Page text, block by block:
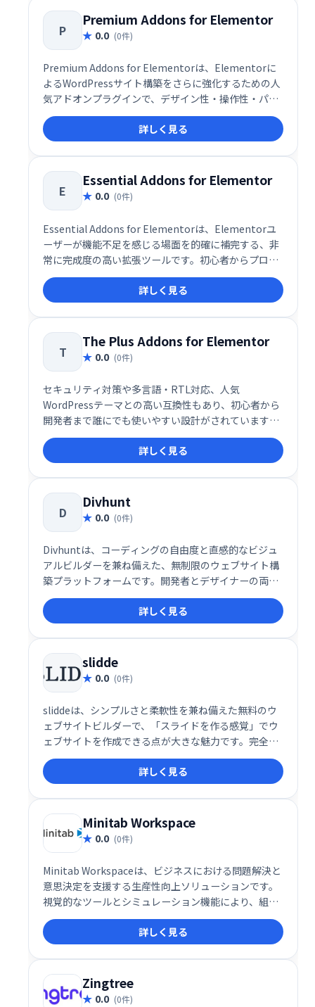
P
Premium Addons for Elementor
0.0 (0件)
Premium Addons for Elementorは、Elementorに
よるWordPressサイト構築をさらに強化するための人
気アドオンプラグインで、デザイン性・操作性・パフ
ォーマンスすべてを高次元で両立した多機能ツールで
す。無料版とPro版の両方で利用でき、580以上のコン
テナテンプレートや多数のウィジェットを搭載してお
り、ノーコードで洗練されたWebサイトをスピーディ
ーに構築可能です。
詳しく見る
E
Essential Addons for Elementor
0.0 (0件)
Essential Addons for Elementorは、Elementorユ
ーザーが機能不足を感じる場面を的確に補完する、非
常に完成度の高い拡張ツールです。初心者からプロフ
ェッショナルまで、Elementorをよりパワフルかつ効
率的に活用したいユーザーにとって、導入すべき価値
のあるアドオンといえるでしょう。
詳しく見る
T
The Plus Addons for Elementor
0.0 (0件)
セキュリティ対策や多言語・RTL対応、人気
WordPressテーマとの高い互換性もあり、初心者から
開発者まで誰にでも使いやすい設計がされています。
Elementorの可能性を最大限に引き出しつつ、快適な
ユーザー体験と高品質なWebサイト構築を支援する、
信頼性の高い拡張アドオンです。
詳しく見る
D
Divhunt
0.0 (0件)
Divhuntは、コーディングの自由度と直感的なビジュ
アルビルダーを兼ね備えた、無制限のウェブサイト構
築プラットフォームです。開発者とデザイナーの両方
に対応し、コード不要のドラッグ＆ドロップ操作と、
カスタムコードの統合を柔軟に組み合わせることがで
きます。SEO最適化、CMS、REST API、プラグイン、
ローカライゼーション、カスタムファイル管理など、
包括的な機能を備えており、個人ユーザーからエンタ
ープライズまで対応可能な多機能なサイト構築環境を
提供します。
詳しく見る
slidde
0.0 (0件)
sliddeは、シンプルさと柔軟性を兼ね備えた無料のウ
ェブサイトビルダーで、「スライドを作る感覚」でウ
ェブサイトを作成できる点が大きな魅力です。完全レ
スポンシブデザイン、多用途なテンプレート、豊富な
無料リソースにより、初心者でもプロフェッショナル
な仕上がりのサイトを簡単に作成できます。無料プラ
ンでも十分な機能を備え、年額19ドルのプラスプラン
ではさらに高度なカスタマイズや分析機能が利用可能
です。
詳しく見る
Minitab Workspace
0.0 (0件)
Minitab Workspaceは、ビジネスにおける問題解決と
意思決定を支援する生産性向上ソリューションです。
視覚的なツールとシミュレーション機能により、組織
のプロセスを可視化し、複雑な問題を効果的に分析で
きます。業務改善やリスク管理をスムーズに進め、よ
り良い意思決定をサポートします。直感的な操作性
で、専門知識がなくても容易に利用可能です。
詳しく見る
Zingtree
0.0 (0件)